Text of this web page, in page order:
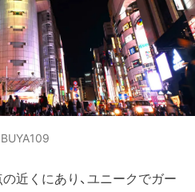
近くにあり、ユニークでガー